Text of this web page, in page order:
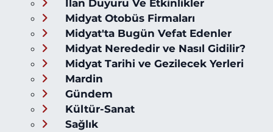
İlan Duyuru Ve Etkinlikler
Midyat Otobüs Firmaları
Midyat'ta Bugün Vefat Edenler
Midyat Nerededir ve Nasıl Gidilir?
Midyat Tarihi ve Gezilecek Yerleri
Mardin
Gündem
Kültür-Sanat
Sağlık